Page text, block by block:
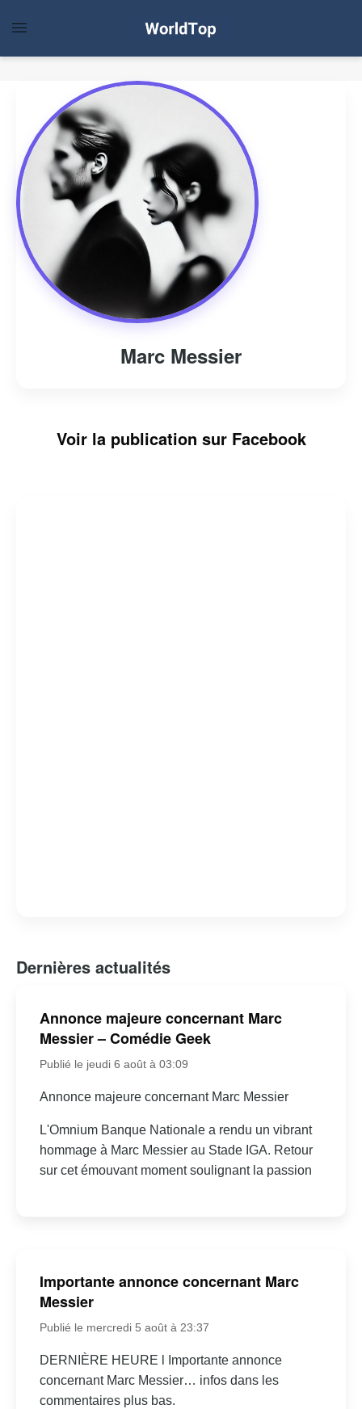
Marc Messier
Voir la publication sur Facebook
Dernières actualités
Annonce majeure concernant Marc
Messier – Comédie Geek
Publié le jeudi 6 août à 03:09
Annonce majeure concernant Marc Messier
L'Omnium Banque Nationale a rendu un vibrant
hommage à Marc Messier au Stade IGA. Retour
sur cet émouvant moment soulignant la passion
Importante annonce concernant Marc
Messier
Publié le mercredi 5 août à 23:37
DERNIÈRE HEURE l Importante annonce
concernant Marc Messier… infos dans les
commentaires plus bas.